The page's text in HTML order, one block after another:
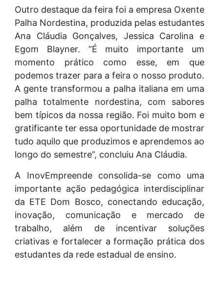
Outro destaque da feira foi a empresa Oxente
Palha Nordestina, produzida pelas estudantes
Ana Cláudia Gonçalves, Jessica Carolina e
Egom Blayner. “É muito importante um
momento prático como esse, em que
podemos trazer para a feira o nosso produto.
A gente transformou a palha italiana em uma
palha totalmente nordestina, com sabores
bem típicos da nossa região. Foi muito bom e
gratificante ter essa oportunidade de mostrar
tudo aquilo que produzimos e aprendemos ao
longo do semestre”, concluiu Ana Cláudia.
A InovEmpreende consolida-se como uma
importante ação pedagógica interdisciplinar
da ETE Dom Bosco, conectando educação,
inovação, comunicação e mercado de
trabalho, além de incentivar soluções
criativas e fortalecer a formação prática dos
estudantes da rede estadual de ensino.